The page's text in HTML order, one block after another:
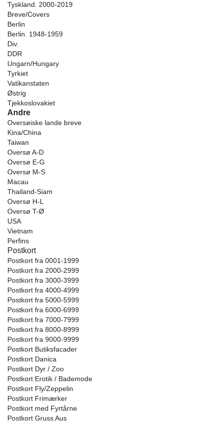
Tyskland. 2000-2019
Breve/Covers
Berlin
Berlin. 1948-1959
Div.
DDR
Ungarn/Hungary
Tyrkiet
Vatikanstaten
Østrig
Tjekkoslovakiet
Andre
Oversøiske lande breve
Kina/China
Taiwan
Oversø A-D
Oversø E-G
Oversø M-S
Macau
Thailand-Siam
Oversø H-L
Oversø T-Ø
USA
Vietnam
Perfins
Postkort
Postkort fra 0001-1999
Postkort fra 2000-2999
Postkort fra 3000-3999
Postkort fra 4000-4999
Postkort fra 5000-5999
Postkort fra 6000-6999
Postkort fra 7000-7999
Postkort fra 8000-8999
Postkort fra 9000-9999
Postkort Butiksfacader
Postkort Danica
Postkort Dyr / Zoo
Postkort Erotik / Bademode
Postkort Fly/Zeppelin
Postkort Frimærker
Postkort med Fyrtårne
Postkort Gruss Aus